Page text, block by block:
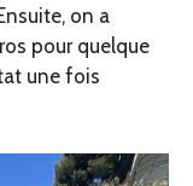
on a
pour quelque
une fois